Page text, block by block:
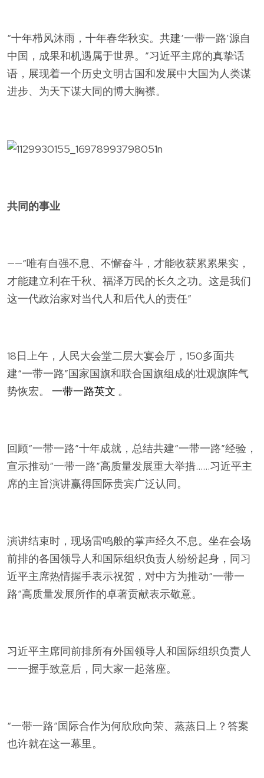
“十年栉风沐雨，十年春华秋实。共建‘一带一路’源自
中国，成果和机遇属于世界。”习近平主席的真挚话
语，展现着一个历史文明古国和发展中大国为人类谋
进步、为天下谋大同的博大胸襟。
共同的事业
——“唯有自强不息、不懈奋斗，才能收获累累果实，
才能建立利在千秋、福泽万民的长久之功。这是我们
这一代政治家对当代人和后代人的责任”
18日上午，人民大会堂二层大宴会厅，150多面共
建“一带一路”国家国旗和联合国旗组成的壮观旗阵气
势恢宏。 一带一路英文 。
回顾“一带一路”十年成就，总结共建“一带一路”经验，
宣示推动“一带一路”高质量发展重大举措……习近平主
席的主旨演讲赢得国际贵宾广泛认同。
演讲结束时，现场雷鸣般的掌声经久不息。坐在会场
前排的各国领导人和国际组织负责人纷纷起身，同习
近平主席热情握手表示祝贺，对中方为推动“一带一
路”高质量发展所作的卓著贡献表示敬意。
习近平主席同前排所有外国领导人和国际组织负责人
一一握手致意后，同大家一起落座。
“一带一路”国际合作为何欣欣向荣、蒸蒸日上？答案
也许就在这一幕里。